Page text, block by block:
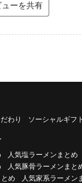
ューを共有
わり ソーシャルギフト
人気塩ラーメンまとめ
人気豚骨ラーメンまと
め
人気家系ラーメン